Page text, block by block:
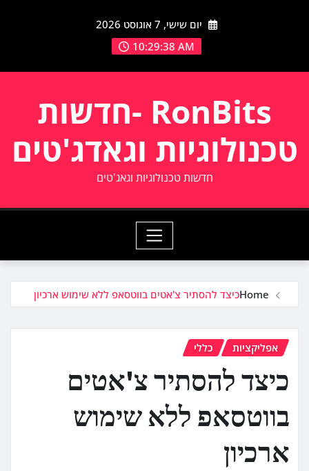
יום שישי, 7 אוגוסט 2026
10:29:39 AM
RonBits -חדשות
טכנולוגיות וגאדג'טים
חדשות טכנולוגיות וגאג'טים
Homeכיצד להסתיר צ'אטים בווטסאפ ללא שימוש ארכיון
אפליקציות כללי
כיצד להסתיר צ'אטים
בווטסאפ ללא שימוש
ארכיון